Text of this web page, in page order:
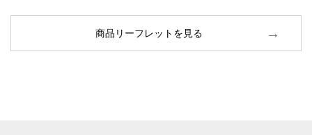
商品リーフレットを見る